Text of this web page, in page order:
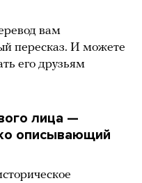
вам
пересказ. И можете
его друзьям
лица —
описывающий